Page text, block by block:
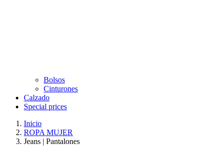
Bolsos
Cinturones
Calzado
Special prices
Inicio
ROPA MUJER
Jeans | Pantalones